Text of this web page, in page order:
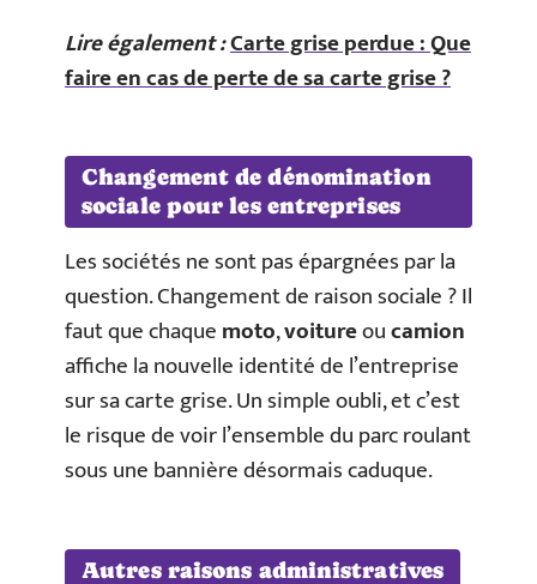
Lire également :Carte grise perdue : Que
faire en cas de perte de sa carte grise ?
Changement de dénomination
sociale pour les entreprises
Les sociétés ne sont pas épargnées par la
question. Changement de raison sociale ? Il
faut que chaquemoto,voitureoucamion
affiche la nouvelle identité de l’entreprise
sur sa carte grise. Un simple oubli, et c’est
le risque de voir l’ensemble du parc roulant
sous une bannière désormais caduque.
Autres raisons administratives